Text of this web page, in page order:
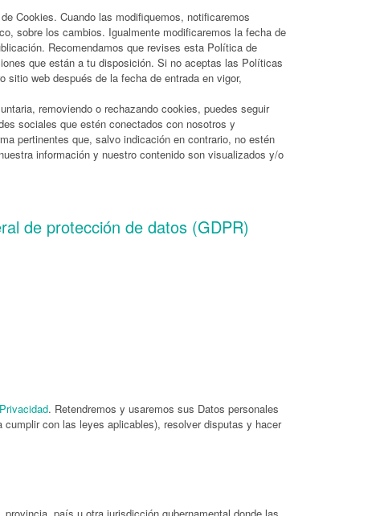
Cookies. Cuando las modifiquemos, notificaremos
sobre los cambios. Igualmente modificaremos la fecha de
Recomendamos que revises esta Política de
que están a tu disposición. Si no aceptas las Políticas
web después de la fecha de entrada en vigor,
removiendo o rechazando cookies, puedes seguir
sociales que estén conectados con nosotros y
pertinentes que, salvo indicación en contrario, no estén
información y nuestro contenido son visualizados y/o
de protección de datos (GDPR)
. Retendremos y usaremos sus Datos personales
con las leyes aplicables), resolver disputas y hacer